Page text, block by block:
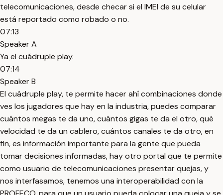
telecomunicaciones, desde checar si el IMEI de su celular
está reportado como robado o no.
07:13
Speaker A
Ya el cuádruple play.
07:14
Speaker B
El cuádruple play, te permite hacer ahí combinaciones donde
ves los jugadores que hay en la industria, puedes comparar
cuántos megas te da uno, cuántos gigas te da el otro, qué
velocidad te da un cablero, cuántos canales te da otro, en
fin, es información importante para la gente que pueda
tomar decisiones informadas, hay otro portal que te permite
como usuario de telecomunicaciones presentar quejas, y
nos interfasamos, tenemos una interoperabilidad con la